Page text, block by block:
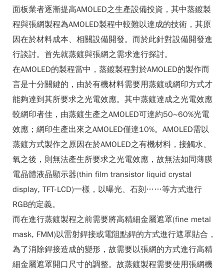
面板業者逐漸提高AMOLED之生產設備投資，其中蒸鍍製
程與張網製程為AMOLED製程中較難以達成的技術，其原
因在於材料成本、相關設備開發。而於此針對設備開發進
行談討。首先就蒸鍍與張網之需求進行探討。
在AMOLED的製程當中，蒸鍍製程對於AMOLED的製作而
言是十分關鍵的，由於有機材料需要用蒸鍍或網印方式才
能夠達到其所要求之光電效應。其中蒸鍍達成之光電效應
較網印者佳，由蒸鍍生產之AMOLED可達約50~60%光電
效應；網印生產出來之AMOLED僅達10%。AMOLED需以
蒸鍍方式製作之原因在於AMOLED之有機材料，接觸水、
氧之後，則無法產生所要求之光電效應，故無法如同薄膜
電晶體液晶顯示器(thin film transistor liquid crystal
display, TFT-LCD)一樣，以曝光、石刻……等方式進行
RGB的定義。
而在進行蒸鍍製程之前需要將高精細金屬遮罩(fine metal
mask, FMM)以雷射銲接或電阻點銲的方式進行遮罩貼合，
為了消除銲接造成的變形，故需要以張網的方式進行高精
細金屬遮罩開口尺寸的調整。故蒸鍍製程需要使用張網機